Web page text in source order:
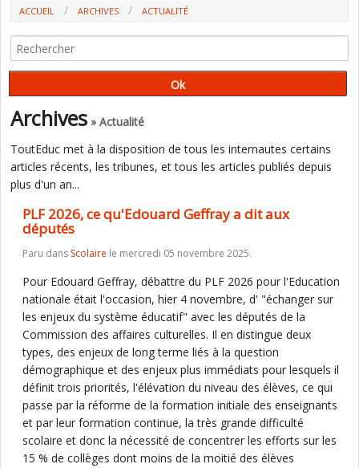
ACCUEIL ARCHIVES
ACTUALITÉ
Archives » Actualité
ToutEduc met à la disposition de tous les internautes certains
articles récents, les tribunes, et tous les articles publiés depuis
plus d'un an...
PLF 2026, ce qu'Edouard Geffray a dit aux
députés
Paru dans Scolaire le mercredi 05 novembre 2025.
Pour Edouard Geffray, débattre du PLF 2026 pour l'Education
nationale était l'occasion, hier 4 novembre, d' "échanger sur
les enjeux du système éducatif" avec les députés de la
Commission des affaires culturelles. Il en distingue deux
types, des enjeux de long terme liés à la question
démographique et des enjeux plus immédiats pour lesquels il
définit trois priorités, l'élévation du niveau des élèves, ce qui
passe par la réforme de la formation initiale des enseignants
et par leur formation continue, la très grande difficulté
scolaire et donc la nécessité de concentrer les efforts sur les
15 % de collèges dont moins de la moitié des élèves